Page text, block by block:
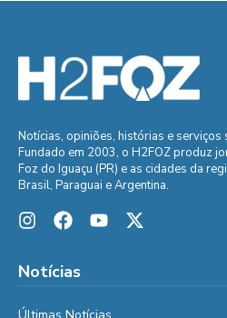
Notícias, opiniões, histórias e serviços
Fundado em 2003, o H2FOZ produz
Foz do Iguaçu (PR) e as cidades da
Brasil, Paraguai e Argentina.
Notícias
Últimas Notícias